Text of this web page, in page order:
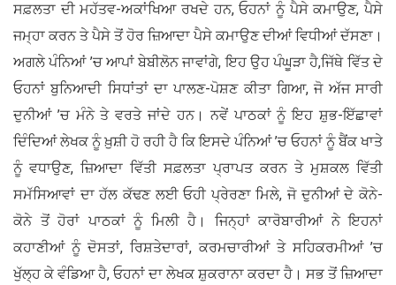
ਸਫ਼ਲਤਾ ਦੀ ਮਹੱਤਵ-ਅਕਾਂਖਿਆ ਰਖਦੇ ਹਨ, ਓਹਨਾਂ ਨੂੰ ਪੈਸੇ ਕਮਾਉਣ, ਪੈਸੇ
ਜਮ੍ਹਾ ਕਰਨ ਤੇ ਪੈਸੇ ਤੋਂ ਹੋਰ ਜ਼ਿਆਦਾ ਪੈਸੇ ਕਮਾਉਣ ਦੀਆਂ ਵਿਧੀਆਂ ਦੱਸਣਾ।
ਅਗਲੇ ਪੰਨਿਆਂ ’ਚ ਆਪਾਂ ਬੇਬੀਲੋਨ ਜਾਵਾਂਗੇ, ਇਹ ਉਹ ਪੰਘੂੜਾ ਹੈ,ਜਿੱਥੇ ਵਿੱਤ ਦੇ
ਓਹਨਾਂ ਬੁਨਿਆਦੀ ਸਿਧਾਂਤਾਂ ਦਾ ਪਾਲਣ-ਪੋਸ਼ਣ ਕੀਤਾ ਗਿਆ, ਜੋ ਅੱਜ ਸਾਰੀ
ਦੁਨੀਆਂ ’ਚ ਮੰਨੇ ਤੇ ਵਰਤੇ ਜਾਂਦੇ ਹਨ। ਨਵੇਂ ਪਾਠਕਾਂ ਨੂੰ ਇਹ ਸ਼ੁਭ-ਇੱਛਾਵਾਂ
ਦਿੰਦਿਆਂ ਲੇਖਕ ਨੂੰ ਖ਼ੁਸ਼ੀ ਹੋ ਰਹੀ ਹੈ ਕਿ ਇਸਦੇ ਪੰਨਿਆਂ ’ਚ ਓਹਨਾਂ ਨੂੰ ਬੈਂਕ ਖਾਤੇ
ਨੂੰ ਵਧਾਉਣ, ਜ਼ਿਆਦਾ ਵਿੱਤੀ ਸਫ਼ਲਤਾ ਪ੍ਰਾਪਤ ਕਰਨ ਤੇ ਮੁਸ਼ਕਲ ਵਿੱਤੀ
ਸਮੱਸਿਆਵਾਂ ਦਾ ਹੱਲ ਕੱਢਣ ਲਈ ਓਹੀ ਪ੍ਰੇਰਣਾ ਮਿਲੇ, ਜੋ ਦੁਨੀਆਂ ਦੇ ਕੋਨੇ-
ਕੋਨੇ ਤੋਂ ਹੋਰਾਂ ਪਾਠਕਾਂ ਨੂੰ ਮਿਲੀ ਹੈ। ਜਿਨ੍ਹਾਂ ਕਾਰੋਬਾਰੀਆਂ ਨੇ ਇਹਨਾਂ
ਕਹਾਣੀਆਂ ਨੂੰ ਦੋਸਤਾਂ, ਰਿਸ਼ਤੇਦਾਰਾਂ, ਕਰਮਚਾਰੀਆਂ ਤੇ ਸਹਿਕਰਮੀਆਂ ’ਚ
ਖੁੱਲ੍ਹ ਕੇ ਵੰਡਿਆ ਹੈ, ਓਹਨਾਂ ਦਾ ਲੇਖਕ ਸ਼ੁਕਰਾਨਾ ਕਰਦਾ ਹੈ। ਸਭ ਤੋਂ ਜ਼ਿਆਦਾ